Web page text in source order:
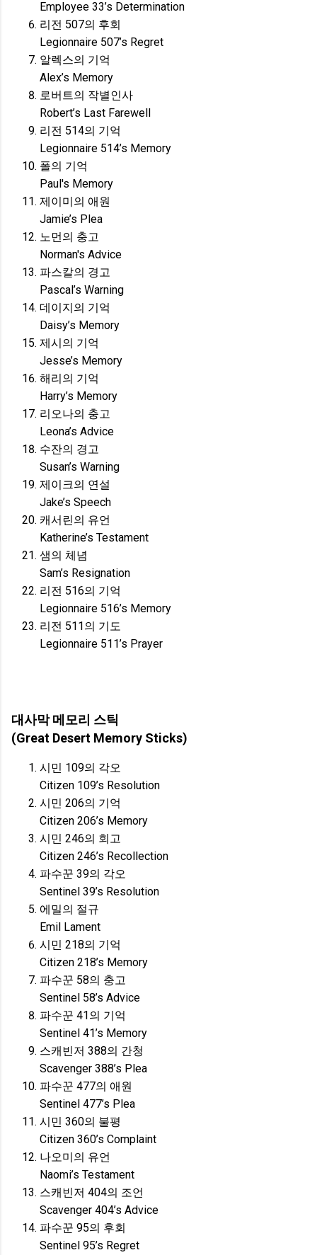
Employee 33’s Determination
리전 507의 후회
Legionnaire 507’s Regret
알렉스의 기억
Alex’s Memory
로버트의 작별인사
Robert’s Last Farewell
리전 514의 기억
Legionnaire 514’s Memory
폴의 기억
Paul's Memory
제이미의 애원
Jamie’s Plea
노먼의 충고
Norman's Advice
파스칼의 경고
Pascal’s Warning
데이지의 기억
Daisy’s Memory
제시의 기억
Jesse’s Memory
해리의 기억
Harry’s Memory
리오나의 충고
Leona’s Advice
수잔의 경고
Susan’s Warning
제이크의 연설
Jake’s Speech
캐서린의 유언
Katherine’s Testament
샘의 체념
Sam’s Resignation
리전 516의 기억
Legionnaire 516’s Memory
리전 511의 기도
Legionnaire 511’s Prayer
대사막 메모리 스틱
(Great Desert Memory Sticks)
시민 109의 각오
Citizen 109’s Resolution
시민 206의 기억
Citizen 206’s Memory
시민 246의 회고
Citizen 246’s Recollection
파수꾼 39의 각오
Sentinel 39’s Resolution
에밀의 절규
Emil Lament
시민 218의 기억
Citizen 218’s Memory
파수꾼 58의 충고
Sentinel 58’s Advice
파수꾼 41의 기억
Sentinel 41’s Memory
스캐빈저 388의 간청
Scavenger 388’s Plea
파수꾼 477의 애원
Sentinel 477’s Plea
시민 360의 불평
Citizen 360’s Complaint
나오미의 유언
Naomi’s Testament
스캐빈저 404의 조언
Scavenger 404’s Advice
파수꾼 95의 후회
Sentinel 95’s Regret